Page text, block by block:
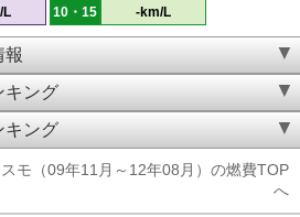
L 10・15 -km/L
報
キング
キング
モ（09年11月～12年08月）の燃費TOP
へ